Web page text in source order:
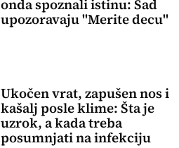
onda spoznali istinu: Sad
upozoravaju "Merite decu"
Ukočen vrat, zapušen nos i
kašalj posle klime: Šta je
uzrok, a kada treba
posumnjati na infekciju